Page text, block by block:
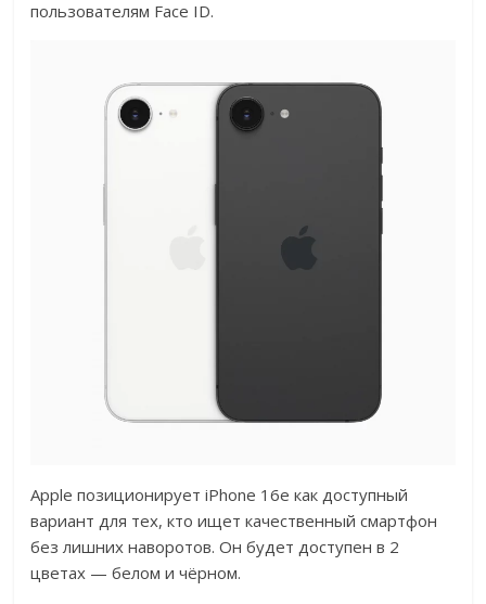
пользователям Face ID.
Apple позиционирует iPhone 16e как доступный
вариант для тех, кто ищет качественный смартфон
без лишних наворотов. Он будет доступен в 2
цветах — белом и чёрном.